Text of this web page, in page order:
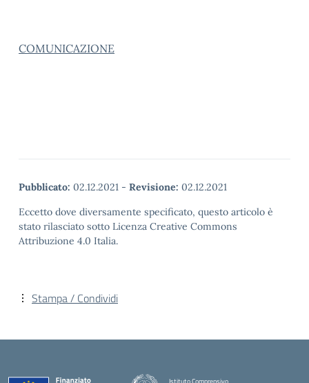
COMUNICAZIONE
Pubblicato: 02.12.2021 - Revisione: 02.12.2021
Eccetto dove diversamente specificato, questo articolo è
stato rilasciato sotto Licenza Creative Commons
Attribuzione 4.0 Italia.
Stampa / Condividi
Istituto Comprensivo